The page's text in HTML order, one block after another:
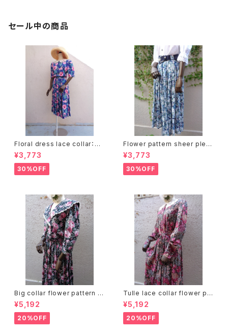
セール中の商品
Floral dress lace collar：花
柄ワンピース レース襟
¥3,773
30%OFF
Flower pattern sheer pleat
s skirt ベルト付き 花柄 シアー
プリーツ スカート
¥3,773
30%OFF
Big collar flower pattern dr
ess ビッグカラー 花柄 ワンピ
ース
¥5,192
20%OFF
Tulle lace collar flower pat
tern dress チュールレースカラ
ー 花柄 ワンピース
¥5,192
20%OFF